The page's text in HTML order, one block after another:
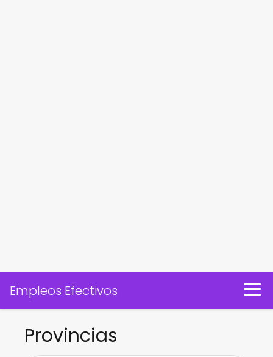
Empleos Efectivos
Provincias